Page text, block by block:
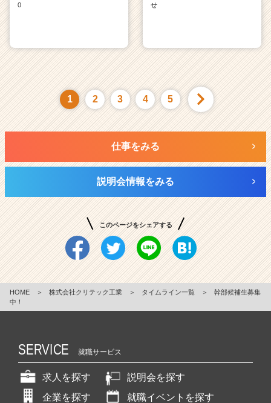
0
せ
1 2 3 4 5
仕事をみる
説明会情報をみる
このページをシェアする
HOME ＞ 株式会社クリテック工業 ＞ タイムライン一覧 ＞
幹部候補生募集
中！
SERVICE 就職サービス
求人を探す
説明会を探す
企業を探す
就職イベントを探す